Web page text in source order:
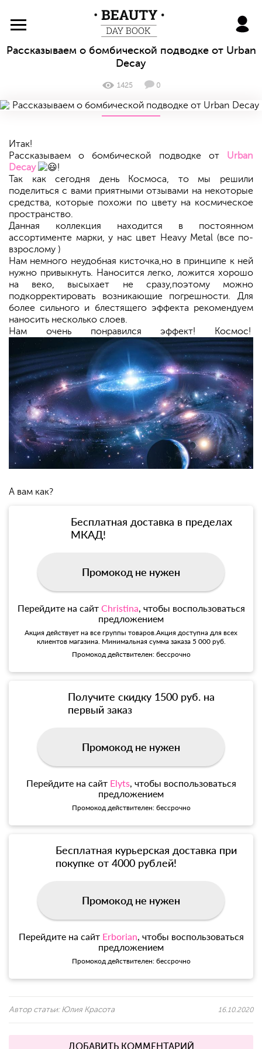
BeautyDayBook
Рассказываем о бомбической подводке от Urban
Decay
1425 0
Итак!
Рассказываем о бомбической подводке от Urban
Decay
!
Так как сегодня день Космоса, то мы решили
поделиться с вами приятными отзывами на некоторые
средства, которые похожи по цвету на космическое
пространство.
Данная коллекция находится в постоянном
ассортименте марки, у нас цвет Heavy Metal (все по-
взрослому )
Нам немного неудобная кисточка,но в принципе к ней
нужно привыкнуть. Наносится легко, ложится хорошо
на веко, высыхает не сразу,поэтому можно
подкорректировать возникающие погрешности. Для
более сильного и блестящего эффекта рекомендуем
наносить несколько слоев.
Нам очень понравился эффект! Космос!
А вам как?
Бесплатная доставка в пределах
МКАД!
Промокод не нужен
Перейдите на сайт Christina , чтобы воспользоваться
предложением
Акция действует на все группы товаров.Акция доступна для всех
клиентов магазина. Минимальная сумма заказа 5 000 руб.
Промокод действителен: бессрочно
Получите скидку 1500 руб. на
первый заказ
Промокод не нужен
Перейдите на сайт Elyts, чтобы воспользоваться
предложением
Промокод действителен: бессрочно
Бесплатная курьерская доставка при
покупке от 4000 рублей!
Промокод не нужен
Перейдите на сайт Erborian , чтобы воспользоваться
предложением
Промокод действителен: бессрочно
Автор статьи: Юлия Красота 16.10.2020
ДОБАВИТЬ КОММЕНТАРИЙ